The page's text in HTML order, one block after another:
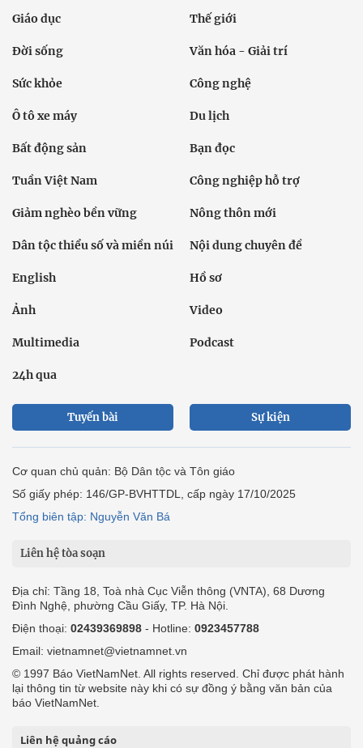
Giáo dục Thế giới
Đời sống Văn hóa - Giải trí
Sức khỏe Công nghệ
Ô tô xe máy Du lịch
Bất động sản Bạn đọc
Tuần Việt Nam Công nghiệp hỗ trợ
Giảm nghèo bền vững Nông thôn mới
Dân tộc thiểu số và miền núi Nội dung chuyên đề
English Hồ sơ
Ảnh Video
Multimedia Podcast
24h qua
Tuyến bài Sự kiện
Cơ quan chủ quản: Bộ Dân tộc và Tôn giáo
Số giấy phép: 146/GP-BVHTTDL, cấp ngày 17/10/2025
Tổng biên tập: Nguyễn Văn Bá
Liên hệ tòa soạn
Địa chỉ: Tầng 18, Toà nhà Cục Viễn thông (VNTA), 68 Dương
Đình Nghệ, phường Cầu Giấy, TP. Hà Nội.
Điện thoại: 02439369898 - Hotline: 0923457788
Email: vietnamnet@vietnamnet.vn
© 1997 Báo VietNamNet. All rights reserved. Chỉ được phát hành
lại thông tin từ website này khi có sự đồng ý bằng văn bản của
báo VietNamNet.
Liên hệ quảng cáo